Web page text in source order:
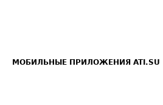
МОБИЛЬНЫЕ ПРИЛОЖЕНИЯ ATI.SU